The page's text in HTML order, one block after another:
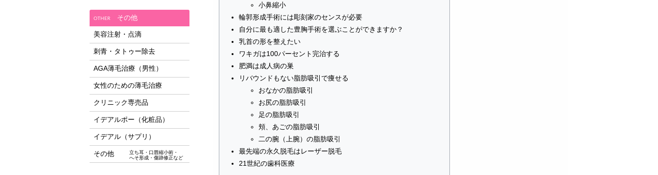
小鼻縮小
輪郭形成手術には彫刻家のセンスが必要
自分に最も適した豊胸手術を選ぶことができますか？
乳首の形を整えたい
ワキガは100パーセント完治する
肥満は成人病の巣
リバウンドもない脂肪吸引で痩せる
おなかの脂肪吸引
お尻の脂肪吸引
足の脂肪吸引
頬、あごの脂肪吸引
二の腕（上腕）の脂肪吸引
最先端の永久脱毛はレーザー脱毛
21世紀の歯科医療
OTHER その他
美容注射・点滴
刺青・タトゥー除去
AGA薄毛治療（男性）
女性のための薄毛治療
クリニック専売品
イデアルポー（化粧品）
イデアル（サプリ）
その他
立ち耳・口唇縮小術・
へそ形成・傷跡修正など